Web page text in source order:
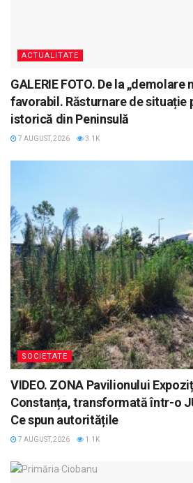
ACTUALITATE
GALERIE FOTO. De la „demolare
favorabil. Răsturnare de situație
istorică din Peninsulă
7 AUGUST, 2026 3.1K
SOCIETATE
VIDEO. ZONA Pavilionului
Constanța, transformată într-o
Ce spun autoritățile
7 AUGUST, 2026 1.1K